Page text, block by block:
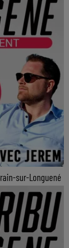
sur-Longuené